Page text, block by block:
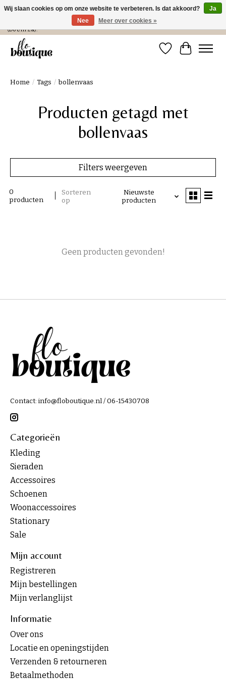
Verzending in NL € 4,99 en gratis bij een bestelling > € 100 of afhalen in de winkel
(Do t/m Za).
Verlanglijst
Home / Tags / bollenvaas
Producten getagd met
bollenvaas
Filters weergeven
0
producten
Sorteren
op
Nieuwste
producten
Geen producten gevonden!
Contact: info@floboutique.nl/ 06-15430708
Categorieën
Kleding
Sieraden
Accessoires
Schoenen
Woonaccessoires
Stationary
Sale
Mijn account
Registreren
Mijn bestellingen
Mijn verlanglijst
Informatie
Over ons
Locatie en openingstijden
Verzenden & retourneren
Betaalmethoden
Wij slaan cookies op om onze website te verbeteren. Is dat akkoord?
Ja
Nee
Meer over cookies »